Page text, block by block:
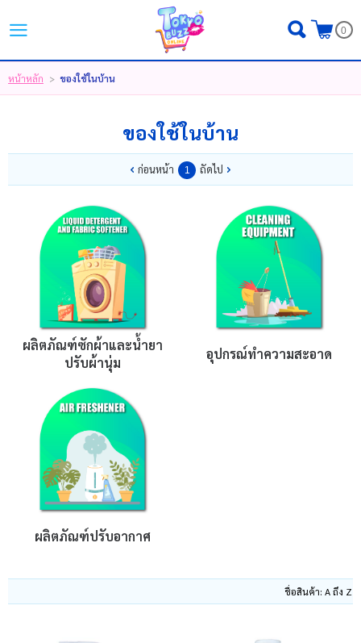
English | 日本語
LOGIN REGISTER
MY WISHLIST( 0 )
ขั้นตอนการสั่งซื้อ
สินค้า
โปรโมชั่น
แบรนด์
บัญชีผู้ใช้
แจ้งชำระเงิน
ติดต่อเรา
รีวิว
0
หน้าหลัก > ของใช้ในบ้าน
ของใช้ในบ้าน
ก่อนหน้า 1 ถัดไป
ผลิตภัณฑ์ซักผ้าและน้ำยา
ปรับผ้านุ่ม
อุปกรณ์ทำความสะอาด
ผลิตภัณฑ์ปรับอากาศ